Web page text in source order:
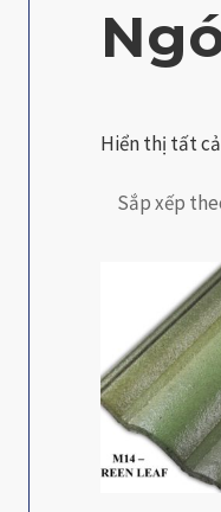
Hiển thị tất